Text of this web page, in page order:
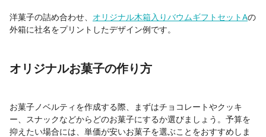
洋菓子の詰め合わせ、 オリジナル木箱入りバウムギフトセットAの
外箱に社名をプリントしたデザイン例です。
オリジナルお菓子の作り方
お菓子ノベルティを作成する際、まずはチョコレートやクッキ
ー、スナックなどからどのお菓子にするか選びましょう。予算を
抑えたい場合には、単価が安いお菓子を選ぶことをおすすめしま